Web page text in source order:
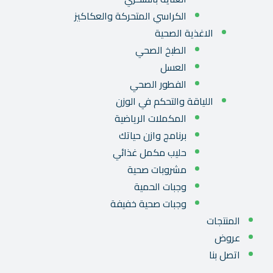
الكراسي المتحركة والعكاكيز
الاغذية الصحية
الطبخ الصحي
العسل
الفطور الصحي
اللياقة والتحكم في الوزن
المكملات الرياضية
برنامج وازن حياتك
حليب مكمل غذائي
مشروبات صحية
وجبات الحمية
وجبات صحية خفيفة
المنتجات
عروض
اتصل بنا